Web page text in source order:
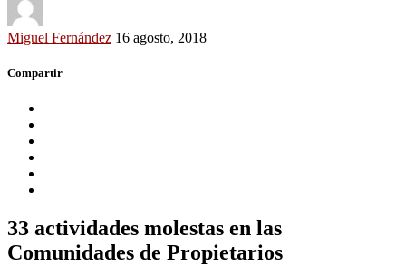
Miguel Fernández 16 agosto, 2018
Compartir
33 actividades molestas en las
Comunidades de Propietarios